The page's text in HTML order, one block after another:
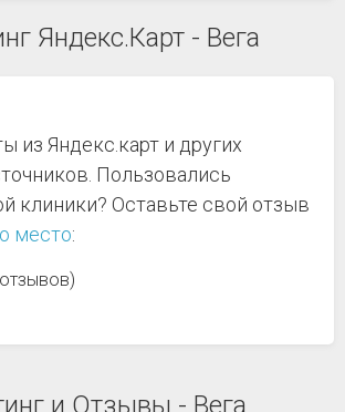
Яндекс.Карт - Вега
из Яндекс.карт и других
Пользовались
клиники? Оставьте свой отзыв
место:
и Отзывы - Вега